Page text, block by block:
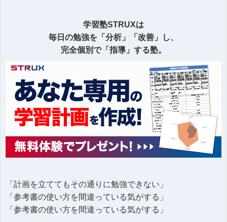
学習塾STRUXは
毎日の勉強を「分析」「改善」し、
完全個別で「指導」する塾。
「計画を立ててもその通りに勉強できない」
「参考書の使い方を間違っている気がする」
「参考書の使い方を間違っている気がする」